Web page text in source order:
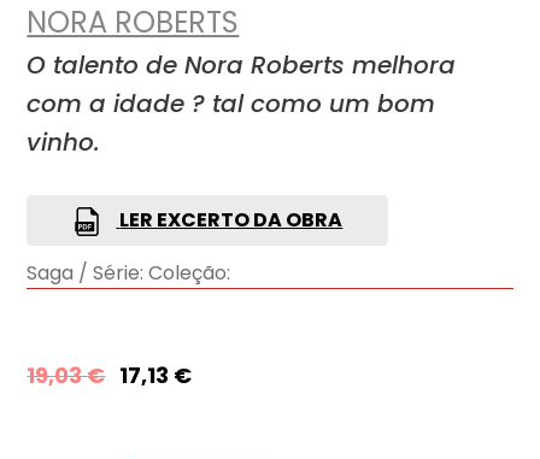
NORA ROBERTS
O talento de Nora Roberts melhora
com a idade ? tal como um bom
vinho.
LER EXCERTO DA OBRA
Saga / Série: Coleção:
19,03€ 17,13 €